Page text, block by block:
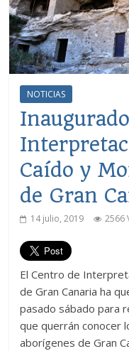
NOTICIAS
Caído y
de Gran
14 julio, 2019 2566
El Centro de
de Gran Canaria ha
pasado sábado para
que querrán conocer
aborígenes de Gran